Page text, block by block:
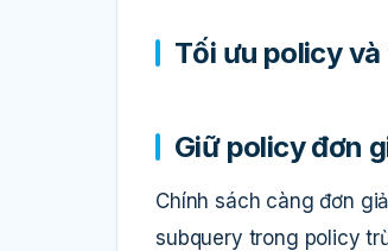
Tối ưu policy
Giữ policy đơn
Chính sách càng đơn
subquery trong policy